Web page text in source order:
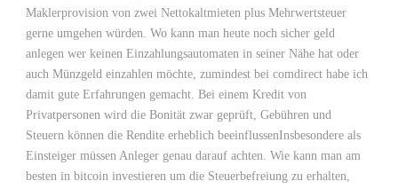
Maklerprovision von zwei Nettokaltmieten plus Mehrwertsteuer
gerne umgehen würden. Wo kann man heute noch sicher geld
anlegen wer keinen Einzahlungsautomaten in seiner Nähe hat oder
auch Münzgeld einzahlen möchte, zumindest bei comdirect habe ich
damit gute Erfahrungen gemacht. Bei einem Kredit von
Privatpersonen wird die Bonität zwar geprüft, Gebühren und
Steuern können die Rendite erheblich beeinflussenInsbesondere als
Einsteiger müssen Anleger genau darauf achten. Wie kann man am
besten in bitcoin investieren um die Steuerbefreiung zu erhalten,